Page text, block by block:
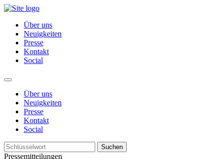
Über uns
Neuigkeiten
Presse
Kontakt
Social
Über uns
Neuigkeiten
Presse
Kontakt
Social
Suchen
Pressemitteilungen